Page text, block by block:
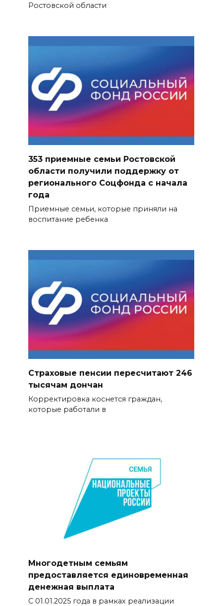
Ростовской области
353 приемные семьи Ростовской
области получили поддержку от
регионального Соцфонда с начала
года
Приемные семьи, которые приняли на
воспитание ребенка
Страховые пенсии пересчитают 246
тысячам дончан
Корректировка коснется граждан,
которые работали в
Многодетным семьям
предоставляется единовременная
денежная выплата
С 01.01.2025 года в рамках реализации